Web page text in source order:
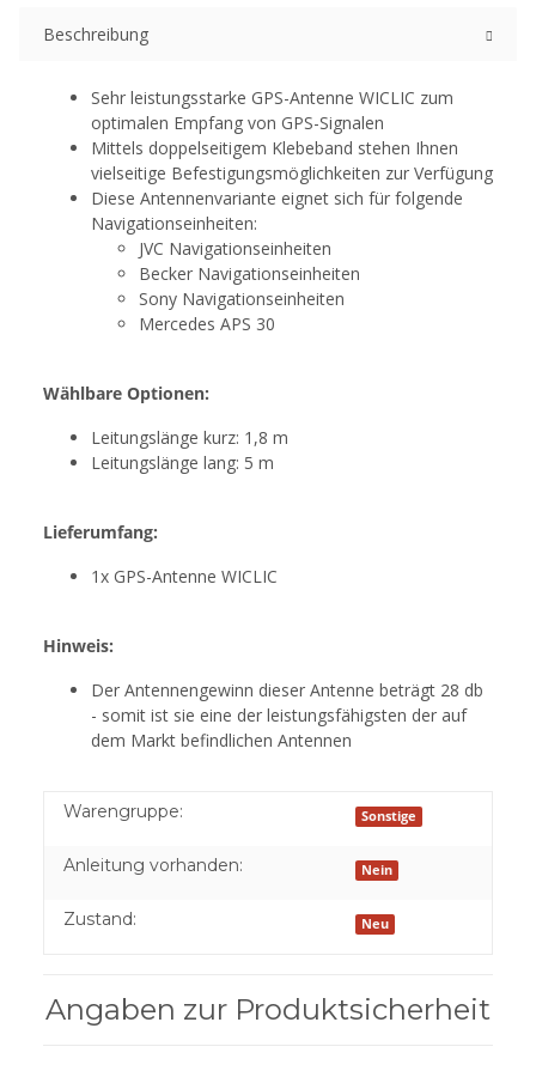
Beschreibung
Sehr leistungsstarke GPS-Antenne WICLIC zum
optimalen Empfang von GPS-Signalen
Mittels doppelseitigem Klebeband stehen Ihnen
vielseitige Befestigungsmöglichkeiten zur Verfügung
Diese Antennenvariante eignet sich für folgende
Navigationseinheiten:
JVC Navigationseinheiten
Becker Navigationseinheiten
Sony Navigationseinheiten
Mercedes APS 30
Wählbare Optionen:
Leitungslänge kurz: 1,8 m
Leitungslänge lang: 5 m
Lieferumfang:
1x GPS-Antenne WICLIC
Hinweis:
Der Antennengewinn dieser Antenne beträgt 28 db
- somit ist sie eine der leistungsfähigsten der auf
dem Markt befindlichen Antennen
Warengruppe: Sonstige
Anleitung vorhanden: Nein
Zustand: Neu
Angaben zur Produktsicherheit